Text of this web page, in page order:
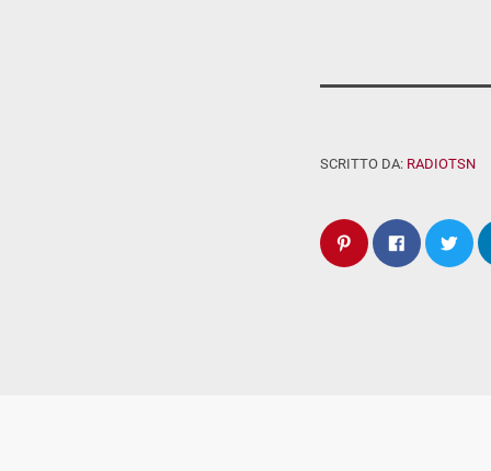
SCRITTO DA: RADIOTSN